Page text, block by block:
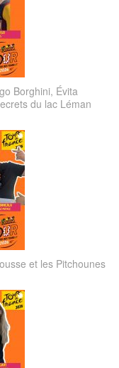
Borghini, Évita
du lac Léman
et les Pitchounes